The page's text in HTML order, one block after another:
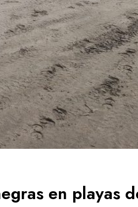
en playas